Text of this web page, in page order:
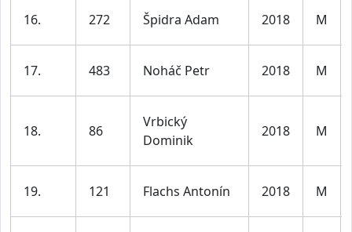
16. 272 Špidra Adam 2018 M
17. 483 Noháč Petr 2018 M
18. 86
Vrbický
Dominik
2018 M
19. 121 Flachs Antonín 2018 M